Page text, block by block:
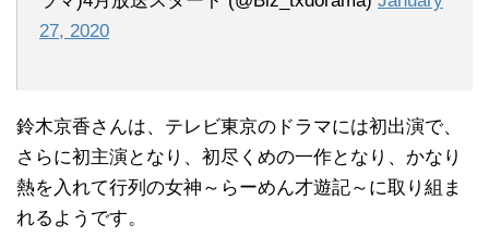
27, 2020
鈴木京香さんは、テレビ東京のドラマには初出演で、
さらに初主演となり、初尽くめの一作となり、かなり
熱を入れて行列の女神～らーめん才遊記～に取り組ま
れるようです。